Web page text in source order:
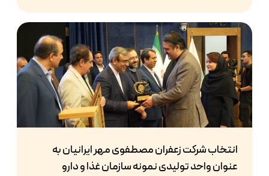
انتخاب شرکت زعفران مصطفوی مهر ایرانیان به
عنوان واحد تولیدی نمونه سازمان غذا و دارو